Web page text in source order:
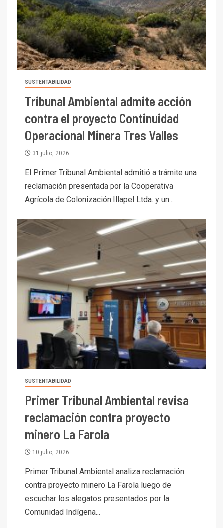
SUSTENTABILIDAD
Tribunal Ambiental admite acción
contra el proyecto Continuidad
Operacional Minera Tres Valles
31 julio, 2026
El Primer Tribunal Ambiental admitió a trámite una
reclamación presentada por la Cooperativa
Agrícola de Colonización Illapel Ltda. y un...
SUSTENTABILIDAD
Primer Tribunal Ambiental revisa
reclamación contra proyecto
minero La Farola
10 julio, 2026
Primer Tribunal Ambiental analiza reclamación
contra proyecto minero La Farola luego de
escuchar los alegatos presentados por la
Comunidad Indígena...